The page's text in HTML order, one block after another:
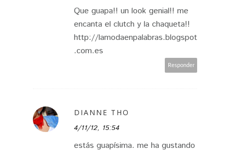
Que guapa!! un look genial!! me
encanta el clutch y la chaqueta!!
http://lamodaenpalabras.blogspot
.com.es
Responder
DIANNE THO
4/11/12, 15:54
estás guapísima. me ha gustando